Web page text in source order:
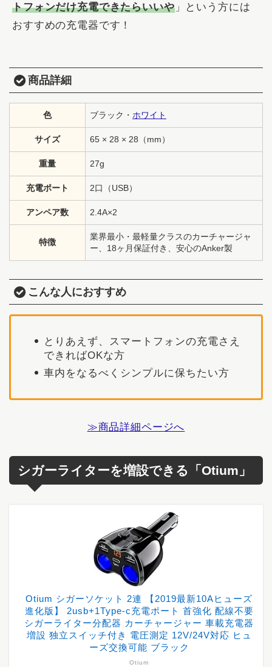
トフォンだけ充電できたらいいや」という方には
おすすめの充電器です！
商品詳細
色 ブラック・ ホワイト
サイズ 65 × 28 × 28（mm）
重量 27g
充電ポート 2口（USB）
アンペア数 2.4A×2
特徴
業界最小・最軽量クラスのカーチャージャ
ー、18ヶ月保証付き、安心のAnker製
こんな人におすすめ
とりあえず、スマートフォンの充電さえ
できればOKな方
車内をなるべくシンプルに保ちたい方
≫商品詳細ページへ
シガーライターを増設できる「Otium」
Otium シガーソケット 2連 【2019最新10Aヒューズ
進化版】 2usb+1Type-c充電ポート 首強化 配線不要
シガーライター分配器 カーチャージャー 車載充電器
増設 独立スイッチ付き 電圧測定 12V/24V対応 ヒュ
ーズ交換可能 ブラック
Otium